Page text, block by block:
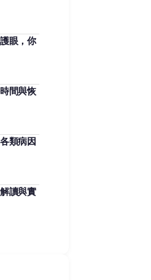
眼，你
間與恢
類病因
讀與實